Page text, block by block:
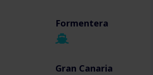
Formentera
Gran Canaria